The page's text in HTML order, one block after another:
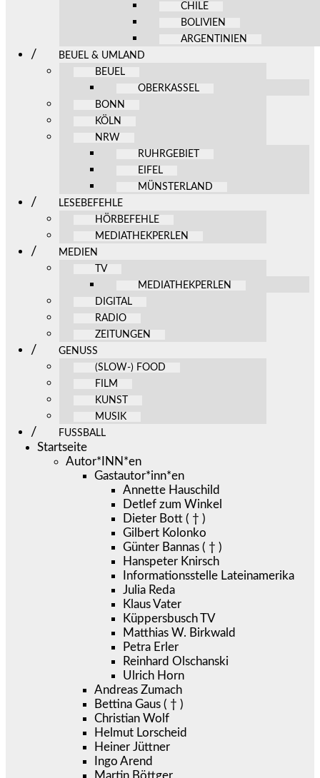
CHILE
BOLIVIEN
ARGENTINIEN
BEUEL & UMLAND
BEUEL
OBERKASSEL
BONN
KÖLN
NRW
RUHRGEBIET
EIFEL
MÜNSTERLAND
LESEBEFEHLE
HÖRBEFEHLE
MEDIATHEKPERLEN
MEDIEN
TV
MEDIATHEKPERLEN
DIGITAL
RADIO
ZEITUNGEN
GENUSS
(SLOW-) FOOD
FILM
KUNST
MUSIK
FUSSBALL
Startseite
Autor*INN*en
Gastautor*inn*en
Annette Hauschild
Detlef zum Winkel
Dieter Bott ( † )
Gilbert Kolonko
Günter Bannas ( † )
Hanspeter Knirsch
Informationsstelle Lateinamerika
Julia Reda
Klaus Vater
Küppersbusch TV
Matthias W. Birkwald
Petra Erler
Reinhard Olschanski
Ulrich Horn
Andreas Zumach
Bettina Gaus ( † )
Christian Wolf
Helmut Lorscheid
Heiner Jüttner
Ingo Arend
Martin Böttger